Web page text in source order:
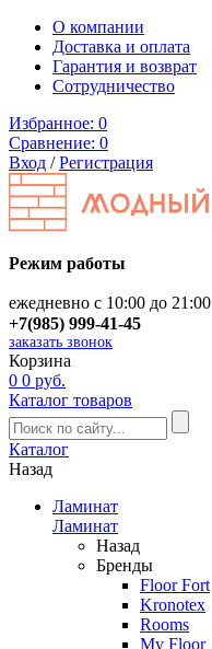
О компании
Доставка и оплата
Гарантия и возврат
Сотрудничество
Избранное: 0
Сравнение: 0
Вход /Регистрация
Режим работы
ежедневно с 10:00 до 21:00
+7(985) 999-41-45
заказать звонок
Корзина
0 0 руб.
Каталог товаров
Каталог
Назад
Ламинат
Ламинат
Назад
Бренды
Floor Fort
Kronotex
Rooms
My Floor